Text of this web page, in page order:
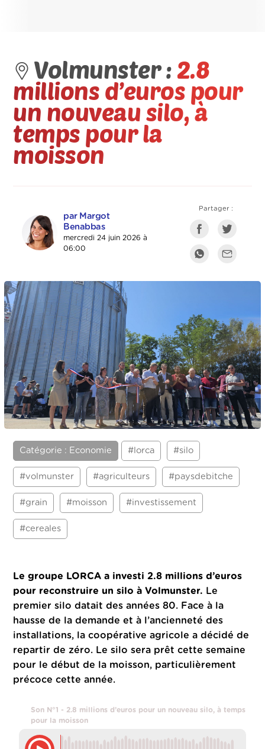
Volmunster : 2.8
millions d’euros pour
un nouveau silo, à
temps pour la
moisson
par Margot
Benabbas
mercredi 24 juin 2026 à
06:00
Partager :
Catégorie : Economie #lorca #silo
#volmunster #agriculteurs #paysdebitche
#grain #moisson #investissement
#cereales
Le groupe LORCA a investi 2.8 millions d’euros
pour reconstruire un silo à Volmunster. Le
premier silo datait des années 80. Face à la
hausse de la demande et à l’ancienneté des
installations, la coopérative agricole a décidé de
repartir de zéro. Le silo sera prêt cette semaine
pour le début de la moisson, particulièrement
précoce cette année.
Son N°1 - 2.8 millions d’euros pour un nouveau silo, à temps
pour la moisson